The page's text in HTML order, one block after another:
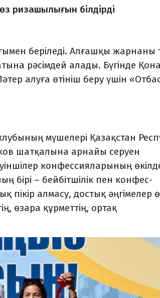
риза­шы­лығын білдірді
бе­ріледі. Алғашқы жарнаны
рәсім­дей алады. Бүгінде
алуға өтініш беру үшін
мүшелері Қазақстан
шатқалына арнайы серуен
конфессияларының
бірі – бейбітшілік пен конфес­
пікір ал­масу, достық әңгімелер
өзара құрметтің, ортақ